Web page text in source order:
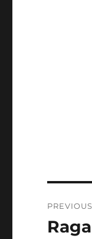
PREVIOUS
Previous